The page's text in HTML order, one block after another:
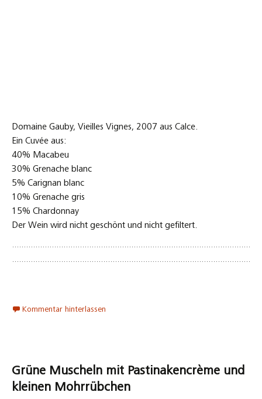
Grüne Muscheln mit Pastinakencrème und
kleinen Mohrrübchen
19. Januar 2018
Hering-Berlin-Ocean,
Beim Poseidon mal wieder zum Essen gewesen, und
geschmorten Rüben gesteckt werden und die grünen
300 gr. Pastinaken
2 mittelgroße Schalotten